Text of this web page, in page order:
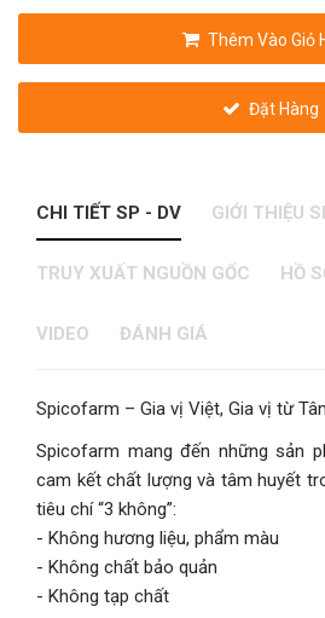
Thêm Vào Giỏ
Đặt Hàng
CHI TIẾT SP - DV GIỚI THIỆU
TRUY XUẤT NGUỒN GỐC HỒ
VIDEO ĐÁNH GIÁ
Spicofarm – Gia vị Việt, Gia vị từ
Spicofarm mang đến những sản
cam kết chất lượng và tâm huyết
tiêu chí “3 không”:
- Không hương liệu, phẩm màu
- Không chất bảo quản
- Không tạp chất